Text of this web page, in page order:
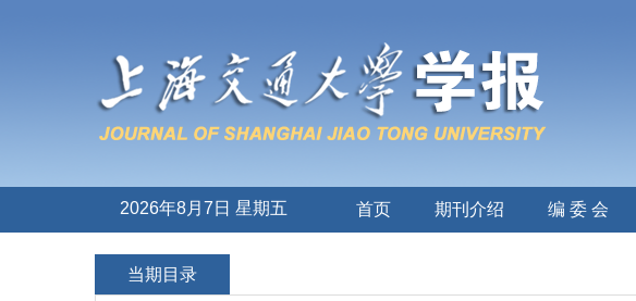
2026年8月7日 星期五 首页 期刊介绍 编 委 会
当期目录